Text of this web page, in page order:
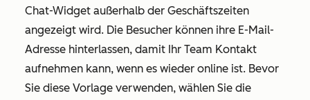
Chat-Widget außerhalb der Geschäftszeiten
angezeigt wird. Die Besucher können ihre E-Mail-
Adresse hinterlassen, damit Ihr Team Kontakt
aufnehmen kann, wenn es wieder online ist. Bevor
Sie diese Vorlage verwenden, wählen Sie die